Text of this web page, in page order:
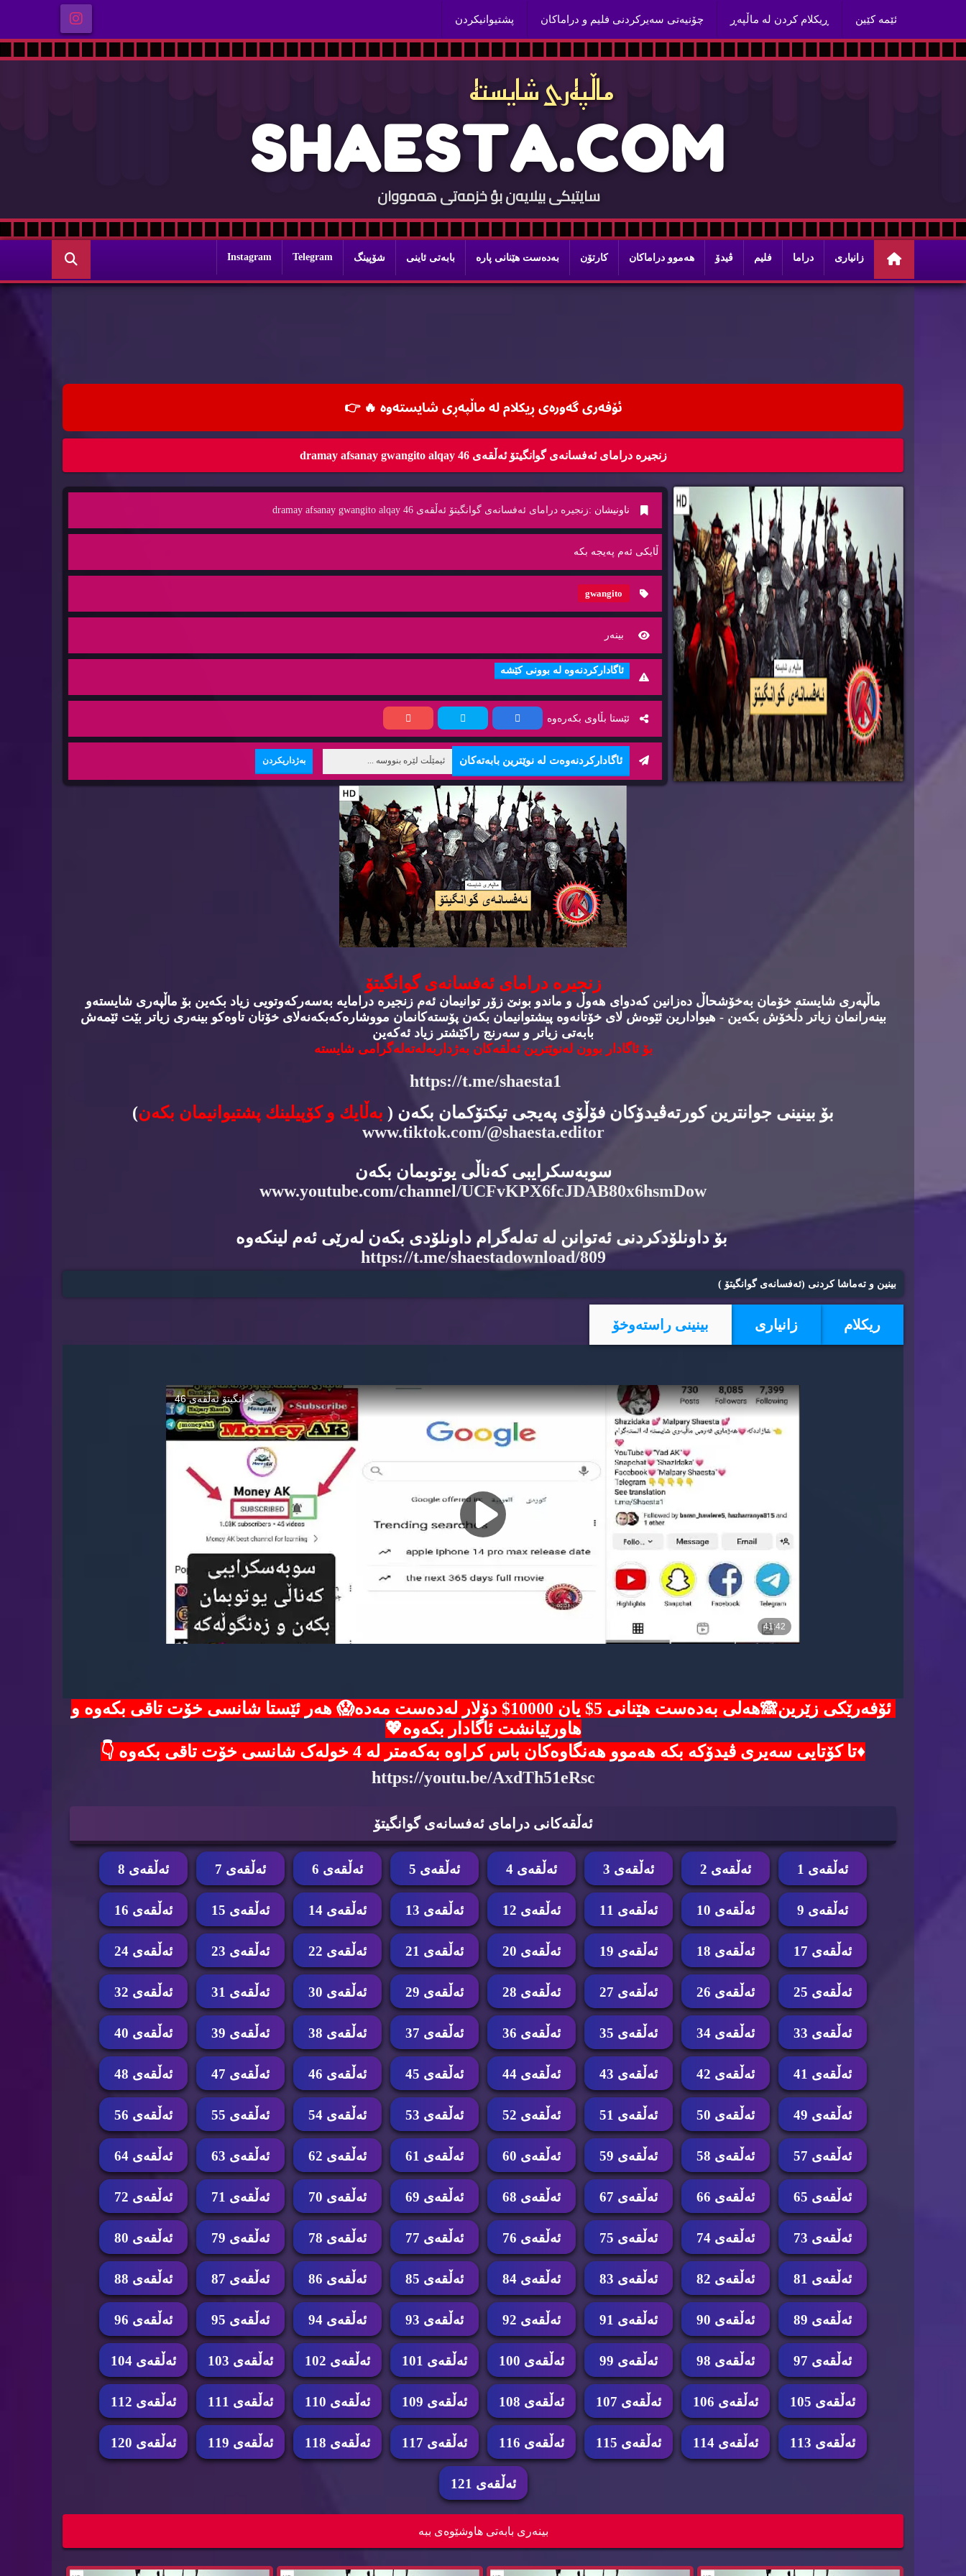
ئێمه‌ كێین ڕیكلام كردن له‌ ماڵپه‌ڕ چۆنیه‌تی سه‌یركردنی فلیم و دراماكان پشتیوانیكردن
ماڵپه‌ری شایسته‌
SHAESTA.COM
سایتيكی بيلایه‌ن بؤ خزمه‌تی هه‌مووان
زانیاری دراما فلیم ڤیدۆ هه‌موو دراماكان كارتۆن به‌ده‌ست هێنانی پاره‌ بابه‌تی ئاینی شۆپینگ Telegram
Instagram
ئۆفه‌ری گه‌وره‌ی ڕیكلام له‌ ماڵپه‌ڕی شایسته‌وه‌ 🔥👉
زنجیره‌ درامای ئه‌فسانه‌ی گوانگیتۆ ئه‌ڵقه‌ی 46 dramay afsanay gwangito alqay
ناونیشان :زنجیره‌ درامای ئه‌فسانه‌ی گوانگیتۆ ئه‌ڵقه‌ی 46 dramay afsanay gwangito alqay
ڵایكی ئه‌م په‌یجه‌ بكه‌
gwangito
بینه‌ر
ئاگاداركردنه‌وه‌ له‌ بوونی كێشه‌
ئێستا بڵاوی بكه‌ره‌وه‌
ئاگاداركردنه‌وه‌ت له‌ نوێترین بابه‌ته‌كان
زنجیره‌ درامای ئه‌فسانه‌ی گوانگیتۆ
ماڵپه‌ری شایسته‌ خۆمان به‌خۆشحاڵ ده‌زانین كه‌دوای هه‌وڵ و ماندو بونێ زۆر توانیمان ئه‌م زنجیره‌ درامایه‌ به‌سه‌ركه‌وتویی زیاد بكه‌ین بۆ ماڵپه‌ری شایسته‌و
بینه‌رانمان زیاتر دڵخۆش بكه‌ین - هیوادارین ئێوه‌ش لای خۆتانه‌وه‌ پیشتوانیمان بكه‌ن پۆسته‌كانمان مووشاره‌كه‌بكه‌نه‌لای خۆتان تاوه‌كو بینه‌ری زیاتر بێت ئێمه‌ش
بابه‌تی زیاتر و سه‌رنج راكێشتر زیاد ئه‌كه‌ین
بۆ ئاگادار بوون له‌نوێترین ئه‌ڵقه‌كان به‌ژداربه‌له‌ته‌له‌گرامی شایسته‌
https://t.me/shaesta1
بۆ بینینی جوانترین كورته‌ڤیدۆكان فۆڵۆی په‌یجی تیكتۆكمان بكه‌ن ( به‌ڵایك و كۆپیلینك پشتیوانیمان بكه‌ن)
www.tiktok.com/@shaesta.editor
سوبه‌سكرایبی كه‌ناڵی یوتوبمان بكه‌ن
www.youtube.com/channel/UCFvKPX6fcJDAB80x6hsmDow
بۆ داونلۆدكردنی ئه‌توانن له‌ ته‌له‌گرام داونلۆدی بكه‌ن له‌رێی ئه‌م لینكه‌وه‌
https://t.me/shaestadownload/809
بینین و ته‌ماشا كردنی (ئه‌فسانه‌ی گوانگیتۆ )
ریكلام زانیاری بینینی راسته‌وخۆ
ئۆفەرێکی زێرین🙈هەلی بەدەست هێنانی 5$ یان 10000$ دۆلار لەدەست مەدە😱 هەر ئێستا شانسی خۆت تاقی بکەوە و
هاورێیانشت ئاگادار بکەوە💖
♦️تا کۆتایی سەیری ڤیدۆکە بکە هەموو هەنگاوەکان باس کراوە بەکەمتر لە 4 خولەک شانسی خۆت تاقی بکەوە 👇
https://youtu.be/AxdTh51eRsc
ئه‌ڵقه‌كانی درامای ئه‌فسانه‌ی گوانگیتۆ
ئه‌ڵقه‌ی 1 ئه‌ڵقه‌ی 2 ئه‌ڵقه‌ی 3 ئه‌ڵقه‌ی 4 ئه‌ڵقه‌ی 5 ئه‌ڵقه‌ی 6 ئه‌ڵقه‌ی 7 ئه‌ڵقه‌ی 8
ئه‌ڵقه‌ی 9 ئه‌ڵقه‌ی 10 ئه‌ڵقه‌ی 11 ئه‌ڵقه‌ی 12 ئه‌ڵقه‌ی 13 ئه‌ڵقه‌ی 14 ئه‌ڵقه‌ی 15 ئه‌ڵقه‌ی 16
ئه‌ڵقه‌ی 17 ئه‌ڵقه‌ی 18 ئه‌ڵقه‌ی 19 ئه‌ڵقه‌ی 20 ئه‌ڵقه‌ی 21 ئه‌ڵقه‌ی 22 ئه‌ڵقه‌ی 23 ئه‌ڵقه‌ی 24
ئه‌ڵقه‌ی 25 ئه‌ڵقه‌ی 26 ئه‌ڵقه‌ی 27 ئه‌ڵقه‌ی 28 ئه‌ڵقه‌ی 29 ئه‌ڵقه‌ی 30 ئه‌ڵقه‌ی 31 ئه‌ڵقه‌ی 32
ئه‌ڵقه‌ی 33 ئه‌ڵقه‌ی 34 ئه‌ڵقه‌ی 35 ئه‌ڵقه‌ی 36 ئه‌ڵقه‌ی 37 ئه‌ڵقه‌ی 38 ئه‌ڵقه‌ی 39 ئه‌ڵقه‌ی 40
ئه‌ڵقه‌ی 41 ئه‌ڵقه‌ی 42 ئه‌ڵقه‌ی 43 ئه‌ڵقه‌ی 44 ئه‌ڵقه‌ی 45 ئه‌ڵقه‌ی 46 ئه‌ڵقه‌ی 47 ئه‌ڵقه‌ی 48
ئه‌ڵقه‌ی 49 ئه‌ڵقه‌ی 50 ئه‌ڵقه‌ی 51 ئه‌ڵقه‌ی 52 ئه‌ڵقه‌ی 53 ئه‌ڵقه‌ی 54 ئه‌ڵقه‌ی 55 ئه‌ڵقه‌ی 56
ئه‌ڵقه‌ی 57 ئه‌ڵقه‌ی 58 ئه‌ڵقه‌ی 59 ئه‌ڵقه‌ی 60 ئه‌ڵقه‌ی 61 ئه‌ڵقه‌ی 62 ئه‌ڵقه‌ی 63 ئه‌ڵقه‌ی 64
ئه‌ڵقه‌ی 65 ئه‌ڵقه‌ی 66 ئه‌ڵقه‌ی 67 ئه‌ڵقه‌ی 68 ئه‌ڵقه‌ی 69 ئه‌ڵقه‌ی 70 ئه‌ڵقه‌ی 71 ئه‌ڵقه‌ی 72
ئه‌ڵقه‌ی 73 ئه‌ڵقه‌ی 74 ئه‌ڵقه‌ی 75 ئه‌ڵقه‌ی 76 ئه‌ڵقه‌ی 77 ئه‌ڵقه‌ی 78 ئه‌ڵقه‌ی 79 ئه‌ڵقه‌ی 80
ئه‌ڵقه‌ی 81 ئه‌ڵقه‌ی 82 ئه‌ڵقه‌ی 83 ئه‌ڵقه‌ی 84 ئه‌ڵقه‌ی 85 ئه‌ڵقه‌ی 86 ئه‌ڵقه‌ی 87 ئه‌ڵقه‌ی 88
ئه‌ڵقه‌ی 89 ئه‌ڵقه‌ی 90 ئه‌ڵقه‌ی 91 ئه‌ڵقه‌ی 92 ئه‌ڵقه‌ی 93 ئه‌ڵقه‌ی 94 ئه‌ڵقه‌ی 95 ئه‌ڵقه‌ی 96
ئه‌ڵقه‌ی 97 ئه‌ڵقه‌ی 98 ئه‌ڵقه‌ی 99 ئه‌ڵقه‌ی 100 ئه‌ڵقه‌ی 101 ئه‌ڵقه‌ی 102 ئه‌ڵقه‌ی 103 ئه‌ڵقه‌ی 104
ئه‌ڵقه‌ی 105 ئه‌ڵقه‌ی 106 ئه‌ڵقه‌ی 107 ئه‌ڵقه‌ی 108 ئه‌ڵقه‌ی 109 ئه‌ڵقه‌ی 110 ئه‌ڵقه‌ی 111 ئه‌ڵقه‌ی 112
ئه‌ڵقه‌ی 113 ئه‌ڵقه‌ی 114 ئه‌ڵقه‌ی 115 ئه‌ڵقه‌ی 116 ئه‌ڵقه‌ی 117 ئه‌ڵقه‌ی 118 ئه‌ڵقه‌ی 119 ئه‌ڵقه‌ی 120
ئه‌ڵقه‌ی 121
بینه‌ری بابه‌تی هاوشێوه‌ی ببه‌
زنجیره‌ درامای ئه‌فسانه‌ی گوانگیتۆ ئه‌ڵقه‌ی 115... زنجیره‌ درامای ئه‌فسانه‌ی گوانگیتۆ ئه‌ڵقه‌ی 114... زنجیره‌ درامای ئه‌فسانه‌ی گوانگیتۆ ئه‌ڵقه‌ی 113... زنجیره‌ درامای ئه‌فسانه‌ی گوانگیتۆ ئه‌ڵقه‌ی 112...